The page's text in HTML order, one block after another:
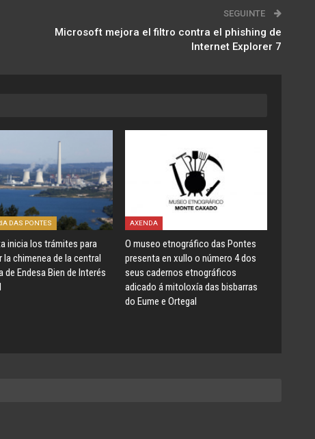
SEGUINTE
Microsoft mejora el filtro contra el phishing de
Internet Explorer 7
DAS PONTES
inicia los trámites para
la chimenea de la central
de Endesa Bien de Interés
AXENDA
O museo etnográfico das Pontes
presenta en xullo o número 4 dos
seus cadernos etnográficos
adicado á mitoloxía das bisbarras
do Eume e Ortegal